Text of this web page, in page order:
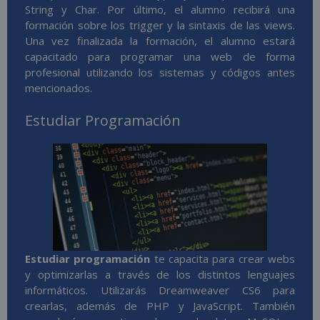
String y Char. Por último, el alumno recibirá una
formación sobre los trigger y la sintaxis de las views.
Una vez finalizada la formación, el alumno estará
capacitado para programar una web de forma
profesional utilizando los sistemas y códigos antes
mencionados.
Estudiar Programación
Estudiar programación te capacita para crear webs
y optimizarlas a través de los distintos lenguajes
informáticos. Utilizarás Dreamweaver CS6 para
crearlas, además de PHP y JavaScript. También